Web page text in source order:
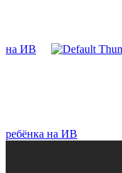
на ИВ
ребёнка на ИВ